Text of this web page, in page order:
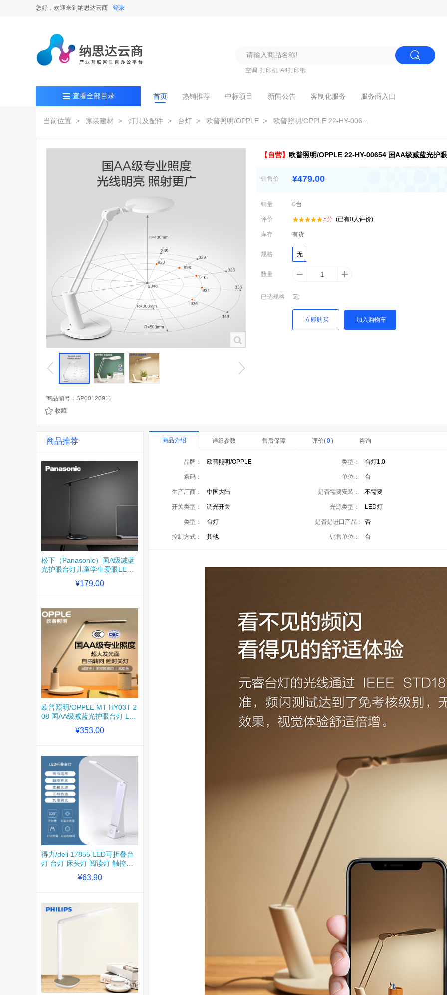
您好，欢迎来到纳思达云商 登录
空调 打印机 A4打印纸
查看全部目录 首页 热销推荐 中标项目 新闻公告 客制化服务 服务商入口
当前位置 > 家装建材 > 灯具及配件 > 台灯 > 欧普照明/OPPLE > 欧普照明/OPPLE 22-HY-006...
商品编号：SP00120911
收藏
【自营】 欧普照明/OPPLE 22-HY-00654 国AA级减蓝光护
销售价 ¥479.00
销量 0台
评价 5分 (已有0人评价)
库存 有货
规格 无
数量
已选规格 无;
立即购买 加入购物车
商品推荐
松下（Panasonic）国A级减蓝
光护眼台灯儿童学生爱眼LED
¥179.00
欧普照明/OPPLE MT-HY03T-2
08 国AA级减蓝光护眼台灯 LE
¥353.00
得力/deli 17855 LED可折叠台
灯 台灯 床头灯 阅读灯 触控三
¥63.90
商品介绍 详细参数 售后保障 评价(0) 咨询
品牌： 欧普照明/OPPLE 类型： 台灯1.0
条码： 单位： 台
生产厂商： 中国大陆 是否需要安装： 不需要
开关类型： 调光开关 光源类型： LED灯
类型： 台灯 是否是进口产品： 否
控制方式： 其他 销售单位： 台